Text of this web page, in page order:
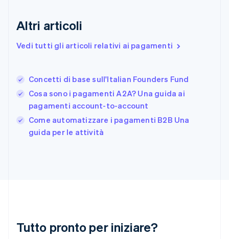
Altri articoli
Vedi tutti gli articoli relativi ai pagamenti
Concetti di base sull'Italian Founders Fund
Cosa sono i pagamenti A2A? Una guida ai
pagamenti account-to-account
Come automatizzare i pagamenti B2B Una
guida per le attività
Tutto pronto per iniziare?
Francia
Germania
日本語English
English
Grecia
English
India
English
Lituania